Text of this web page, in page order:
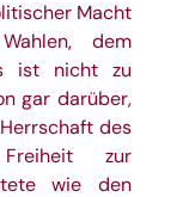
Macht
dem
ist nicht zu
gar darüber,
des
zur
wie den